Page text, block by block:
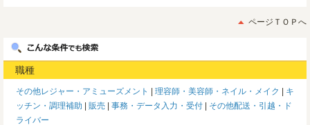
ページＴＯＰへ
職種
その他レジャー・アミューズメント 理容師・美容師・ネイル・メイク
キ
ッチン・調理補助
販売 事務・データ入力・受付
その他配送・引越・ド
ライバー